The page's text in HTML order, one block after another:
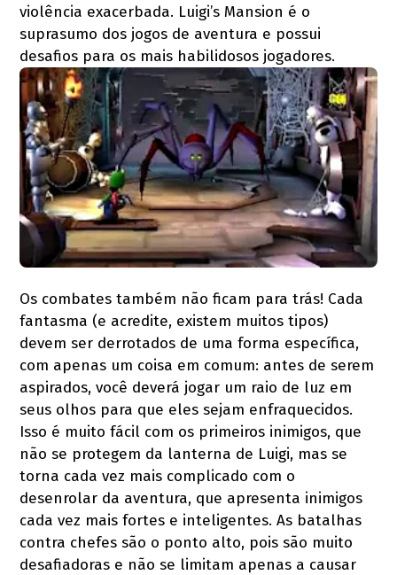
violência exacerbada. Luigi’s Mansion é o
suprasumo dos jogos de aventura e possui
desafios para os mais habilidosos jogadores.
Os combates também não ficam para trás! Cada
fantasma (e acredite, existem muitos tipos)
devem ser derrotados de uma forma específica,
com apenas um coisa em comum: antes de serem
aspirados, você deverá jogar um raio de luz em
seus olhos para que eles sejam enfraquecidos.
Isso é muito fácil com os primeiros inimigos, que
não se protegem da lanterna de Luigi, mas se
torna cada vez mais complicado com o
desenrolar da aventura, que apresenta inimigos
cada vez mais fortes e inteligentes. As batalhas
contra chefes são o ponto alto, pois são muito
desafiadoras e não se limitam apenas a causar